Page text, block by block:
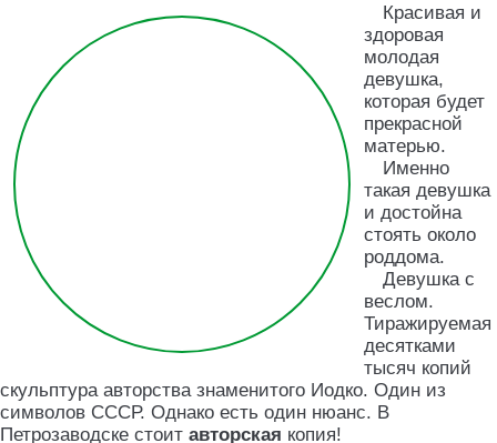
Красивая и
здоровая
молодая
девушка,
которая будет
прекрасной
матерью.
Именно
такая девушка
и достойна
стоять около
роддома.
Девушка с
веслом.
Тиражируемая
десятками
тысяч копий
скульптура авторства знаменитого Иодко. Один из
символов СССР. Однако есть один нюанс. В
Петрозаводске стоит авторская копия!